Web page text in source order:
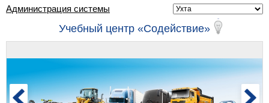
Администрация системы
Учебный центр «Содействие»